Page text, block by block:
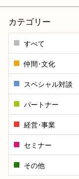
カテゴリー
すべて
仲間･文化
スペシャル対談
パートナー
経営･事業
セミナー
その他